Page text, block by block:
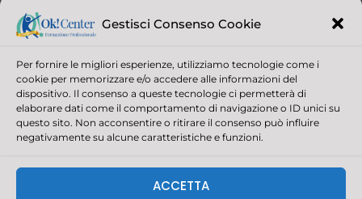
Gestisci Consenso Cookie
Per fornire le migliori esperienze, utilizziamo tecnologie come i
cookie per memorizzare e/o accedere alle informazioni del
dispositivo. Il consenso a queste tecnologie ci permetterà di
elaborare dati come il comportamento di navigazione o ID unici su
questo sito. Non acconsentire o ritirare il consenso può influire
negativamente su alcune caratteristiche e funzioni.
ACCETTA
CAPITALE SOCIALE 30.000,00 | REGISTRO IMPRESE DELLA